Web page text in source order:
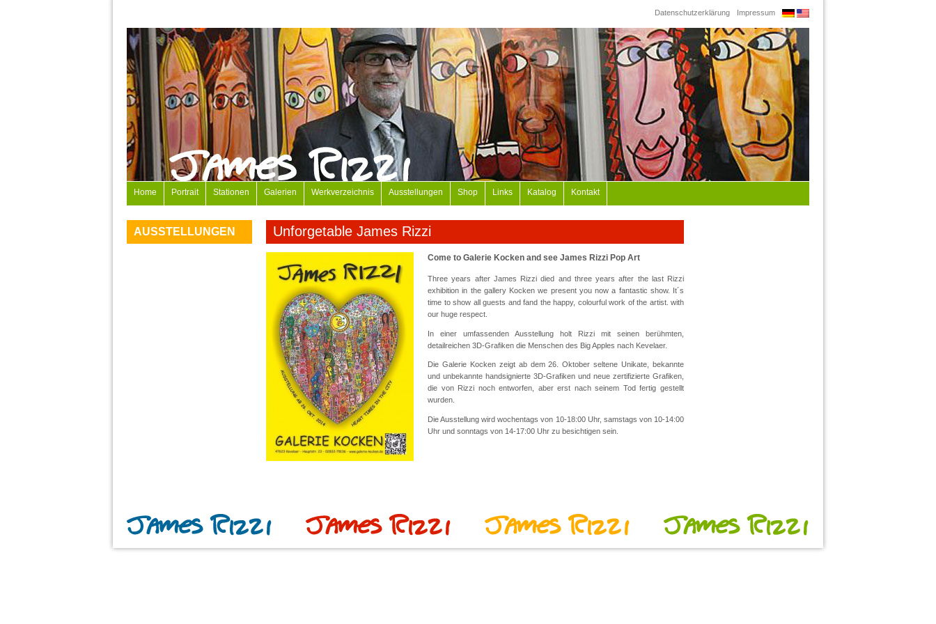
Impressum
Datenschutzerklärung
Home Portrait Stationen Galerien Werkverzeichnis Ausstellungen Shop Links Katalog Kontakt
AUSSTELLUNGEN Unforgetable James Rizzi
Come to Galerie Kocken and see James Rizzi Pop Art
Three years after James Rizzi died and three years after the last Rizzi
exhibition in the gallery Kocken we present you now a fantastic show. It´s
time to show all guests and fand the happy, colourful work of the artist. with
our huge respect.
In einer umfassenden Ausstellung holt Rizzi mit seinen berühmten,
detailreichen 3D-Grafiken die Menschen des Big Apples nach Kevelaer.
Die Galerie Kocken zeigt ab dem 26. Oktober seltene Unikate, bekannte
und unbekannte handsignierte 3D-Grafiken und neue zertifizierte Grafiken,
die von Rizzi noch entworfen, aber erst nach seinem Tod fertig gestellt
wurden.
Die Ausstellung wird wochentags von 10-18:00 Uhr, samstags von 10-14:00
Uhr und sonntags von 14-17:00 Uhr zu besichtigen sein.